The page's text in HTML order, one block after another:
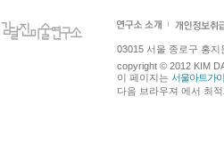
03015 서울 종로구 홍
copyright © 2012 KIM
이 페이지는 서울아트가
다음 브라우져 에서 최